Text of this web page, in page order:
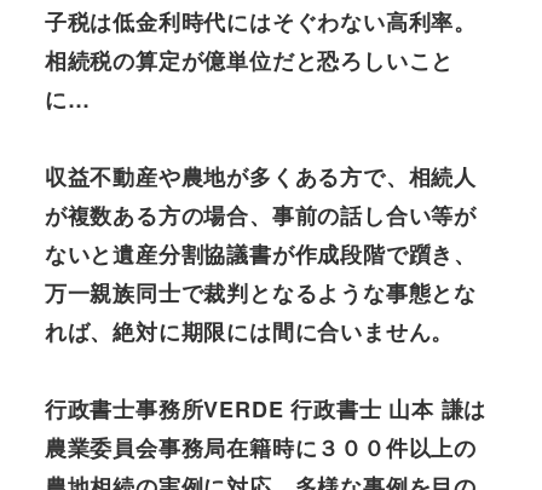
子税は低金利時代にはそぐわない高利率。
相続税の算定が億単位だと恐ろしいこと
に…
収益不動産や農地が多くある方で、相続人
が複数ある方の場合、事前の話し合い等が
ないと遺産分割協議書が作成段階で躓き、
万一親族同士で裁判となるような事態とな
れば、絶対に期限には間に合いません。
行政書士事務所VERDE 行政書士 山本 謙は
農業委員会事務局在籍時に３００件以上の